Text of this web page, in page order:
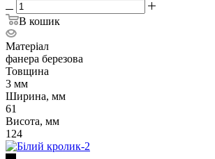
В кошик
Матеріал
фанера березова
Товщина
3 мм
Ширина, мм
61
Висота, мм
124